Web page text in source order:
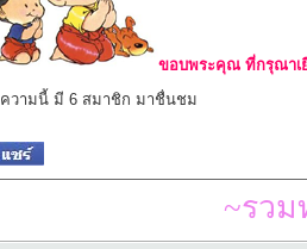
ขอบพระคุณ ที่กรุณาเ
วามนี้ มี 6 สมาชิก มาชื่นชม
~รวม